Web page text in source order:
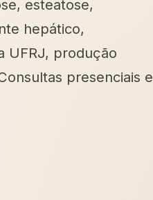
esteatose,
hepático,
UFRJ, produção
presenciais e